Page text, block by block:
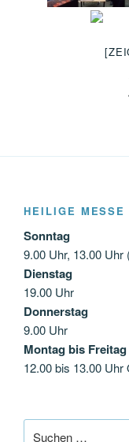
HEILIGE MESSE
Sonntag
9.00 Uhr, 13.00 Uhr
Dienstag
19.00 Uhr
Donnerstag
9.00 Uhr
Montag bis Freitag
12.00 bis 13.00 Uhr